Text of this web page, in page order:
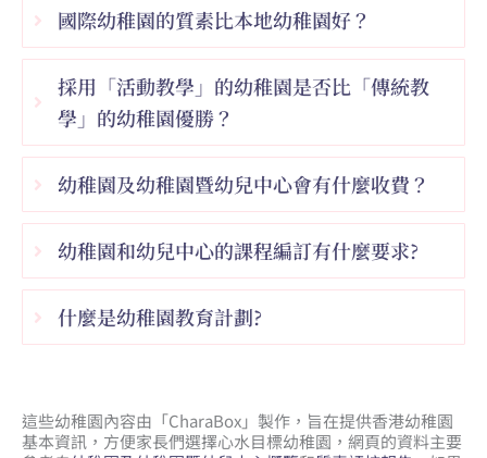
國際幼稚園的質素比本地幼稚園好？
採用「活動教學」的幼稚園是否比「傳統教
學」的幼稚園優勝？
幼稚園及幼稚園暨幼兒中心會有什麼收費？
幼稚園和幼兒中心的課程編訂有什麼要求?
什麼是幼稚園教育計劃?
這些幼稚園內容由「CharaBox」製作，旨在提供香港幼稚園
基本資訊，方便家長們選擇心水目標幼稚園，網頁的資料主要